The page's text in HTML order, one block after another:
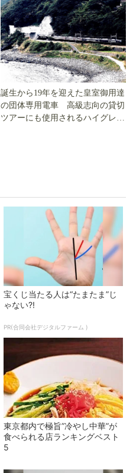
誕生から19年を迎えた皇室御用達
の団体専用電車 高級志向の貸切
ツアーにも使用されるハイグレー
宝くじ当たる人は“たまたま”じ
ゃない?!
PR(合同会社デジタルファーム )
東京都内で極旨”冷やし中華”が
食べられる店ランキングベスト
5